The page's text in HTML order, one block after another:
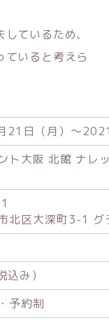
ているため、
ていると考えら
21日（月）～
ト大阪 北館 ナレ
北区大深町3-1
み）
予約制